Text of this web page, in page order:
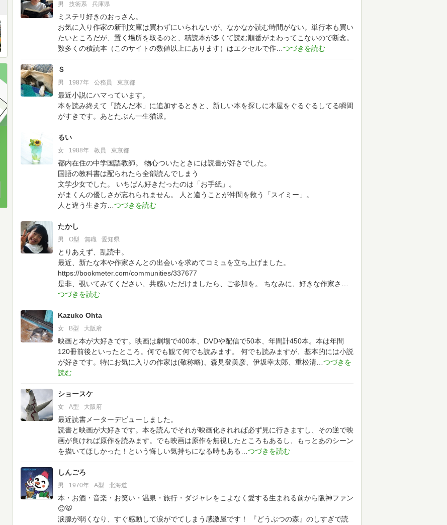
男 技術系 兵庫県
ミステリ好きのおっさん。
お気に入り作家の新刊文庫は買わずにいられないが、なかなか読む時間がない。単行本も買い
たいところだが、置く場所を取るのと、積読本が多くて読む順番がまわってこないので断念。
数多くの積読本（このサイトの数値以上にあります）はエクセルで作
Ｓ
男 1987年 公務員 東京都
最近小説にハマっています。
本を読み終えて「読んだ本」に追加するときと、新しい本を探しに本屋をぐるぐるしてる瞬間
がすきです。あとたぶん一生猫派。
るい
女 1988年 教員 東京都
都内在住の中学国語教師。
物心ついたときには読書が好きでした。
国語の教科書は配られたら全部読んでしまう
文学少女でした。
いちばん好きだったのは「お手紙」。
がまくんの優しさが忘れられません。
人と違うことが仲間を救う「スイミー」。
人と違う生き方
たかし
男 O型 無職 愛知県
とりあえず、乱読中。
最近、新たな本や作家さんとの出会いを求めてコミュを立ち上げました。
https://bookmeter.com/communities/337677
是非、覗いてみてください、共感いただけましたら、ご参加を。
ちなみに、好きな作家さ
Kazuko Ohta
女 B型 大阪府
映画と本が大好きです。映画は劇場で400本、DVDや配信で50本、年間計450本。本は年間
120冊前後といったところ。何でも観て何でも読みます。
何でも読みますが、基本的には小説
が好きです。特にお気に入りの作家は(敬称略)、森見登美彦、伊坂幸太郎、重松清
ショースケ
女 A型 大阪府
最近読書メーターデビューしました。
読書と映画が大好きです。本を読んでそれが映画化されれば必ず見に行きますし、その逆で映
画が良ければ原作を読みます。でも映画は原作を無視したところもあるし、もっとあのシーン
を描いてほしかった！という悔しい気持ちになる時もある
しんごろ
男 1970年 A型 北海道
本・お酒・音楽・お笑い・温泉・旅行・ダジャレをこよなく愛する生まれる前から阪神ファン
😊🐯
涙腺が弱くなり、すぐ感動して涙がでてしまう感激屋です！
『どうぶつの森』のしすぎで読